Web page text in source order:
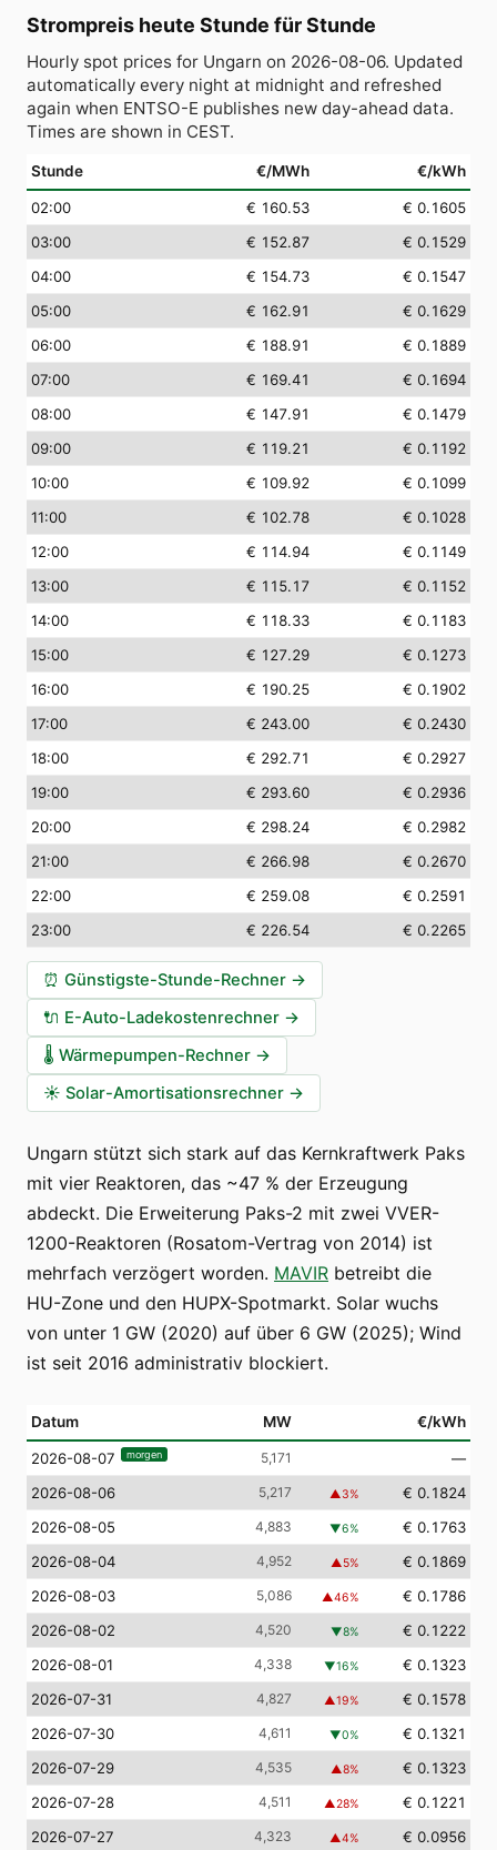
Strompreis heute Stunde für Stunde
Hourly spot prices for Ungarn on 2026-08-06. Updated
automatically every night at midnight and refreshed
again when ENTSO-E publishes new day-ahead data.
Times are shown in CEST.
Stunde €/MWh €/kWh
02:00 € 160.53
€ 0.1605
03:00
€ 152.87
€ 0.1529
04:00
€ 154.73
€ 0.1547
05:00
€ 162.91
€ 0.1629
06:00
€ 188.91
€ 0.1889
07:00
€ 169.41
€ 0.1694
08:00
€ 147.91
€ 0.1479
09:00
€ 119.21
€ 0.1192
10:00
€ 109.92
€ 0.1099
11:00
€ 102.78
€ 0.1028
12:00
€ 114.94
€ 0.1149
13:00
€ 115.17
€ 0.1152
14:00
€ 118.33
€ 0.1183
15:00
€ 127.29
€ 0.1273
16:00
€ 190.25
€ 0.1902
17:00
€ 243.00
€ 0.2430
18:00
€ 292.71
€ 0.2927
19:00
€ 293.60
€ 0.2936
20:00
€ 298.24
€ 0.2982
21:00
€ 266.98
€ 0.2670
22:00
€ 259.08
€ 0.2591
23:00
€ 226.54 € 0.2265
⏰ Günstigste-Stunde-Rechner →
🔌 E-Auto-Ladekostenrechner →
🌡️ Wärmepumpen-Rechner →
☀️ Solar-Amortisationsrechner →
Ungarn stützt sich stark auf das Kernkraftwerk Paks
mit vier Reaktoren, das ~47 % der Erzeugung
abdeckt. Die Erweiterung Paks-2 mit zwei VVER-
1200-Reaktoren (Rosatom-Vertrag von 2014) ist
mehrfach verzögert worden. MAVIR betreibt die
HU-Zone und den HUPX-Spotmarkt. Solar wuchs
von unter 1 GW (2020) auf über 6 GW (2025); Wind
ist seit 2016 administrativ blockiert.
Datum MW €/kWh
2026-08-07 morgen 5,171
—
2026-08-06
5,217 ▲3%
€ 0.1824
2026-08-05
4,883 ▼6%
€ 0.1763
2026-08-04
4,952 ▲5%
€ 0.1869
2026-08-03
5,086 ▲46%
€ 0.1786
2026-08-02
4,520 ▼8%
€ 0.1222
2026-08-01
4,338 ▼16%
€ 0.1323
2026-07-31
4,827 ▲19%
€ 0.1578
2026-07-30
4,611 ▼0%
€ 0.1321
2026-07-29
4,535 ▲8%
€ 0.1323
2026-07-28
4,511 ▲28%
€ 0.1221
2026-07-27
4,323 ▲4% € 0.0956